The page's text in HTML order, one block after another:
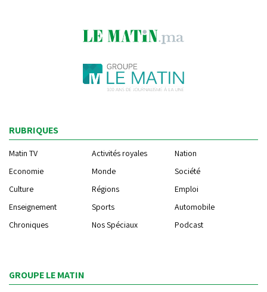
RUBRIQUES
Matin TV Activités royales
Nation
Economie
Monde
Société
Culture
Régions
Emploi
Enseignement
Sports
Automobile
Chroniques
Nos Spéciaux Podcast
GROUPE LE MATIN